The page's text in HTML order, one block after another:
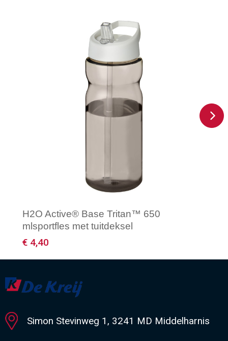
H2O Active® Base Tritan™ 650
mlsportfles met tuitdeksel
€ 4,40
Minimale afname: 50
Simon Stevinweg 1, 3241 MD Middelharnis